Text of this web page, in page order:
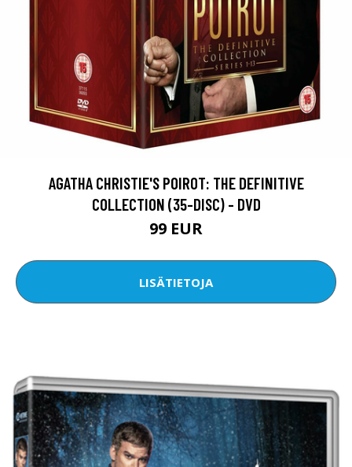
AGATHA CHRISTIE'S POIROT: THE DEFINITIVE
COLLECTION (35-DISC) - DVD
99 EUR
LISÄTIETOJA